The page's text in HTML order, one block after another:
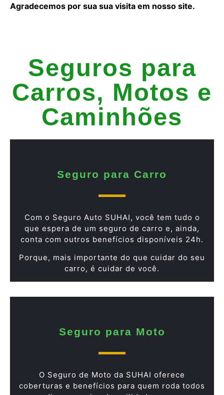
Agradecemos por sua sua visita em nosso site.
Seguros para
Carros, Motos e
Caminhões
Seguro para Carro
Com o Seguro Auto SUHAI, você tem tudo o
que espera de um seguro de carro e, ainda,
conta com outros benefícios disponíveis 24h.
Porque, mais importante do que cuidar do seu
carro, é cuidar de você.
Seguro para Moto
O Seguro de Moto da SUHAI oferece
coberturas e benefícios para quem roda todos